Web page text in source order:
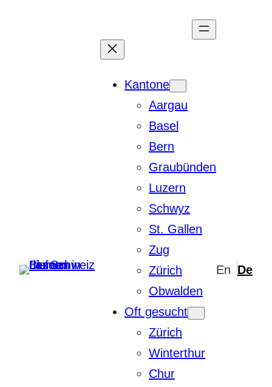
Kantone
Aargau
Basel
Bern
Graubünden
Luzern
Schwyz
St. Gallen
Zug
Zürich
Obwalden
Oft gesucht
Zürich
Winterthur
Chur